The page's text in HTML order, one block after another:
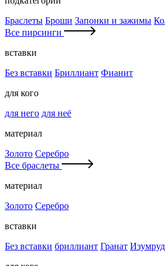
Браслеты Броши Запонки и зажимы
Все пирсинги
вставки
Без вставки Бриллиант Фианит
для кого
для него для неё
материал
Золото Серебро
Все браслеты
материал
Золото Серебро
вставки
Без вставки бриллиант Гранат Изумруд